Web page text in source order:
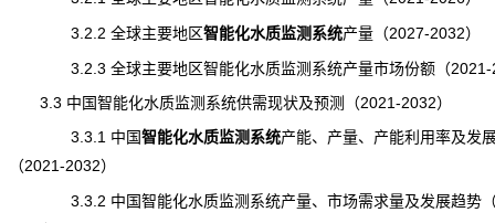
3.2.2 全球主要地区智能化水质监测系统产量（2027-2032）
3.2.3 全球主要地区智能化水质监测系统产量市场份额（2021-
3.3 中国智能化水质监测系统供需现状及预测（2021-2032）
3.3.1 中国智能化水质监测系统产能、产量、 产能利用率及发
（2021-2032）
3.3.2 中国智能化水质监测系统产量、市场需求量及发展趋势